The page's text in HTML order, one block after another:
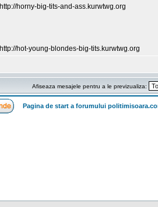
http://horny-big-tits-and-ass.kurwtwg.org
http://hot-young-blondes-big-tits.kurwtwg.org
Afiseaza mesajele pentru a le previzualiza:
Pagina de start a forumului